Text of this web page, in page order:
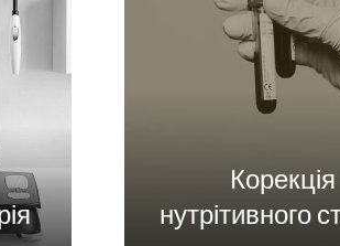
Корекція
нутрітивного